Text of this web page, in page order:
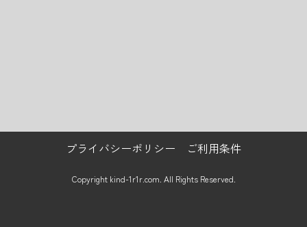
プライバシーポリシー ご利用条件
Copyright kind-1r1r.com. All Rights Reserved.